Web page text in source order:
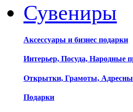
Сувениры
Аксессуары и бизнес подарки
Интерьер, Посуда, Народные
Открытки, Грамоты,
Подарки